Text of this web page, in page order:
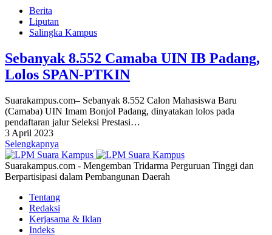
Berita
Liputan
Salingka Kampus
Sebanyak 8.552 Camaba UIN IB Padang,
Lolos SPAN-PTKIN
Suarakampus.com– Sebanyak 8.552 Calon Mahasiswa Baru
(Camaba) UIN Imam Bonjol Padang, dinyatakan lolos pada
pendaftaran jalur Seleksi Prestasi…
3 April 2023
Selengkapnya
Suarakampus.com - Mengemban Tridarma Perguruan Tinggi dan
Berpartisipasi dalam Pembangunan Daerah
Tentang
Redaksi
Kerjasama & Iklan
Indeks